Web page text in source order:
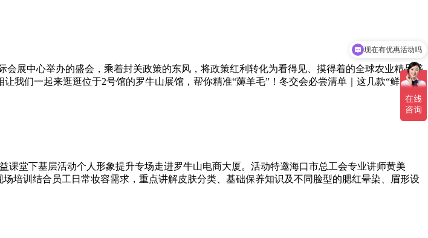
展中心举办的盛会，乘着封关政策的东风，将政策红利转化为看得见、摸得着的全球农业精品盛
我们一起来逛逛位于2号馆的罗牛山展馆，帮你精准“薅羊毛”！冬交会必尝清单｜这几款“鲜货”别
堂下基层活动个人形象提升专场走进罗牛山电商大厦。活动特邀海口市总工会专业讲师黄美
培训结合员工日常妆容需求，重点讲解皮肤分类、基础保养知识及不同脸型的腮红晕染、眉形设
现在有优惠活动吗